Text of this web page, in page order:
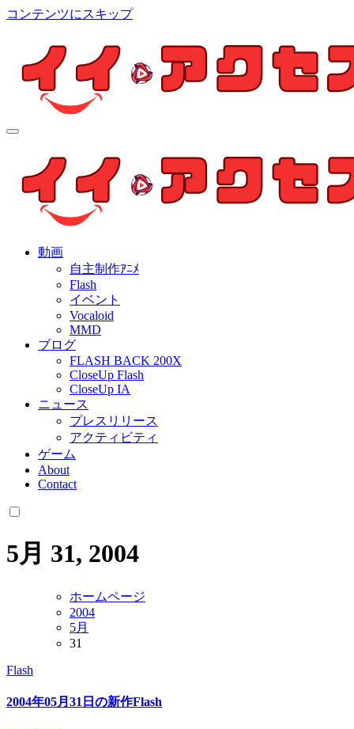
コンテンツにスキップ
個人制作アニメを中心とした動画紹介ブログ
動画
自主制作ｱﾆﾒ
Flash
イベント
Vocaloid
MMD
ブログ
FLASH BACK 200X
CloseUp Flash
CloseUp IA
ニュース
プレスリリース
アクティビティ
ゲーム
About
Contact
5月 31, 2004
ホームページ
2004
5月
31
Flash
2004年05月31日の新作Flash